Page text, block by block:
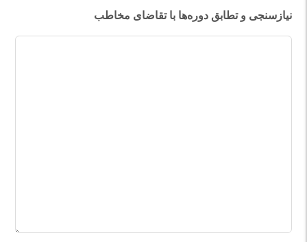
نیازسنجی و تطابق دوره‌ها با تقاضای مخاطب